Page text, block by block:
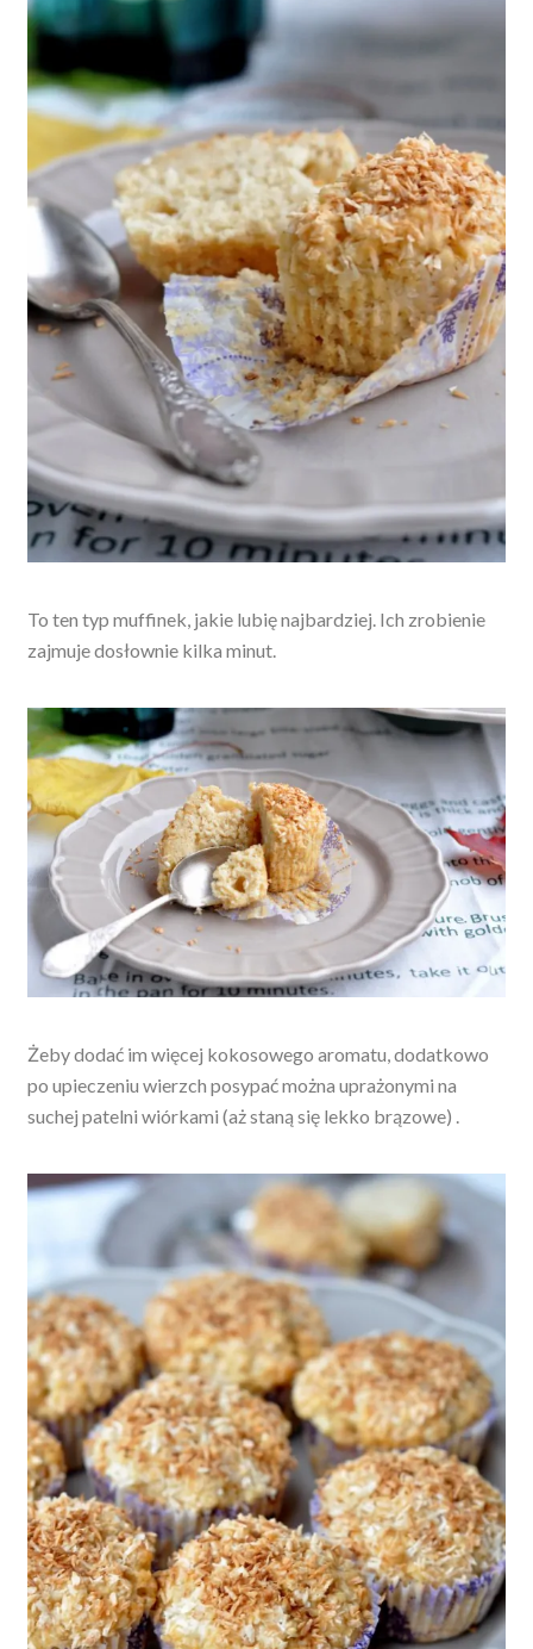
To ten typ muffinek, jakie lubię najbardziej. Ich zrobienie
zajmuje dosłownie kilka minut.
Żeby dodać im więcej kokosowego aromatu, dodatkowo
po upieczeniu wierzch posypać można uprażonymi na
suchej patelni wiórkami (aż staną się lekko brązowe) .